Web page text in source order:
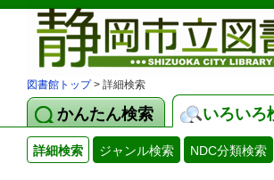
図書館トップ> 詳細検索
かんたん検索 いろいろ
詳細検索 ジャンル検索 NDC分類検索